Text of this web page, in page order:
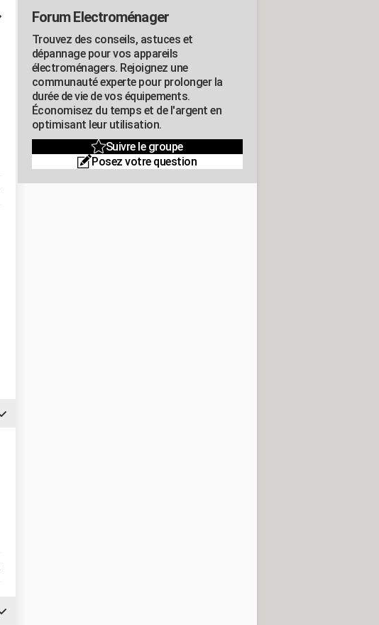
Forum Electroménager
Trouvez des conseils, astuces et
dépannage pour vos appareils
électroménagers. Rejoignez une
communauté experte pour prolonger la
durée de vie de vos équipements.
Économisez du temps et de l'argent en
optimisant leur utilisation.
Suivre le groupe
Posez votre question